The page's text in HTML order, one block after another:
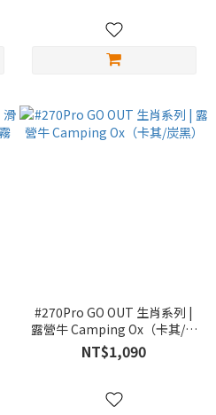
#270Pro GO OUT 生肖系列 |
露營牛 Camping Ox（卡其/炭
黑）
NT$1,090